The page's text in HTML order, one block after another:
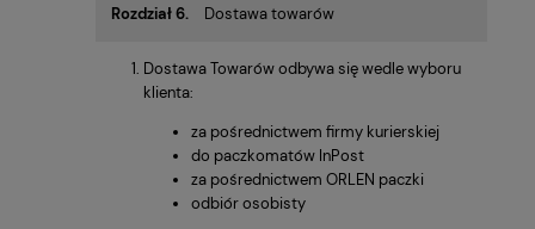
Rozdział 6. Dostawa towarów
Dostawa Towarów odbywa się wedle wyboru
klienta:
za pośrednictwem firmy kurierskiej
do paczkomatów InPost
za pośrednictwem ORLEN paczki
odbiór osobisty